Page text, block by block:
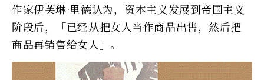
作家伊芙琳·里德认为，资本主义发展到帝国主义
阶段后，「已经从把女人当作商品出售，然后把
商品再销售给女人」。